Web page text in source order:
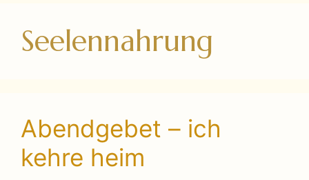
Seelennahrung
Abendgebet – ich
kehre heim